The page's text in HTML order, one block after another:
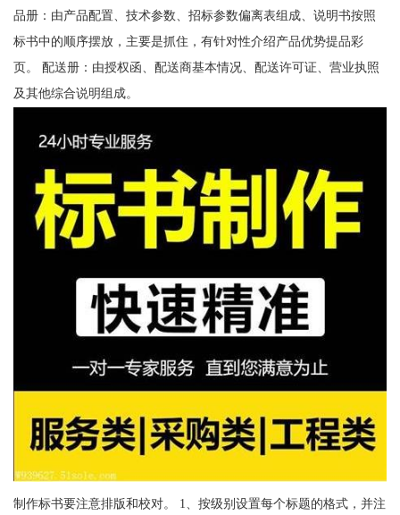
品册：由产品配置、技术参数、招标参数偏离表组成、说明书按照
标书中的顺序摆放，主要是抓住，有针对性介绍产品优势提品彩
页。 配送册：由授权函、配送商基本情况、配送许可证、营业执照
及其他综合说明组成。
制作标书要注意排版和校对。 1、按级别设置每个标题的格式，并注